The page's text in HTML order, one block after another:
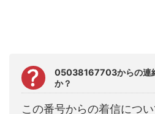
05038167703からの連
か？
この番号からの着信につ